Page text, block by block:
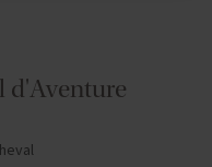
d'Aventure